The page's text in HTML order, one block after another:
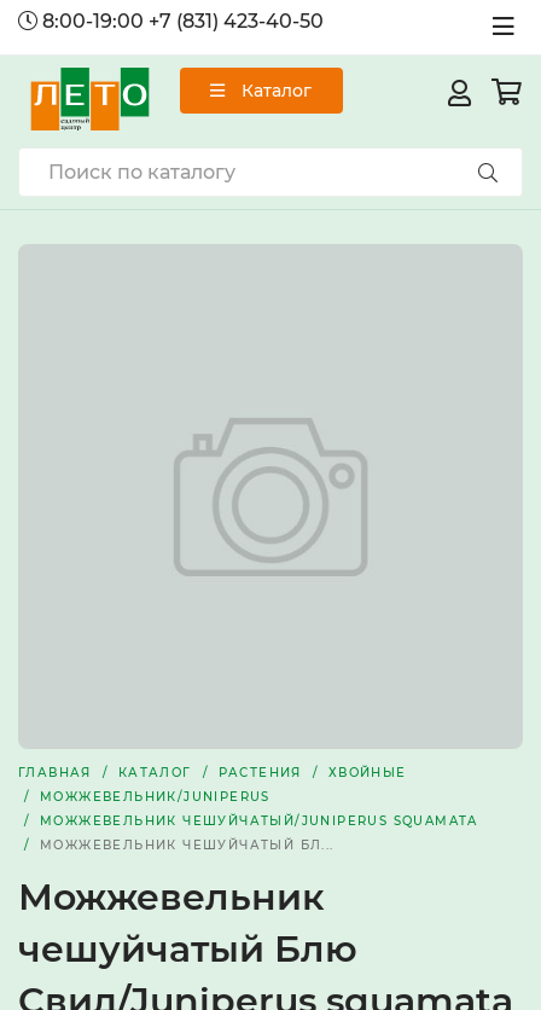
8:00-19:00 +7 (831) 423-40-50
Каталог
ГЛАВНАЯ КАТАЛОГ РАСТЕНИЯ
ХВОЙНЫЕ
МОЖЖЕВЕЛЬНИК/JUNIPERUS
МОЖЖЕВЕЛЬНИК ЧЕШУЙЧАТЫЙ/JUNIPERUS SQUAMATA
МОЖЖЕВЕЛЬНИК ЧЕШУЙЧАТЫЙ БЛ...
Можжевельник
чешуйчатый Блю
Свид/Juniperus squamata